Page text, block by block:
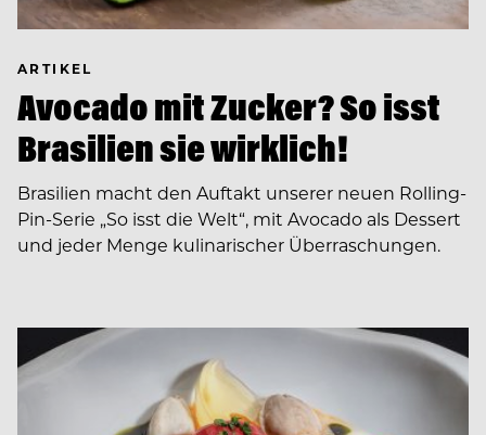
ARTIKEL
Avocado mit Zucker? So isst
Brasilien sie wirklich!
Brasilien macht den Auftakt unserer neuen Rolling-
Pin-Serie „So isst die Welt“, mit Avocado als Dessert
und jeder Menge kulinarischer Überraschungen.